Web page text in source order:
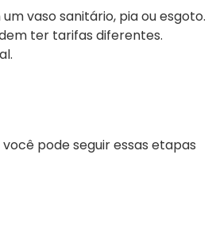
vaso sanitário, pia ou esgoto.
ter tarifas diferentes.
pode seguir essas etapas